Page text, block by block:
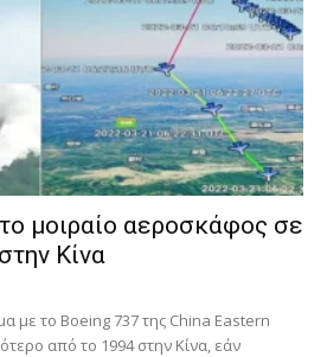
μοιραίο αεροσκάφος σε
Κίνα
με το Boeing 737 της China Eastern
από το 1994 στην Κίνα, εάν